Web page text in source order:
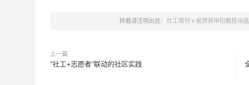
转载请注明出处： 社工周刊 » 祝贺郭申阳教授当
上一篇
“社工+志愿者”联动的社区实践